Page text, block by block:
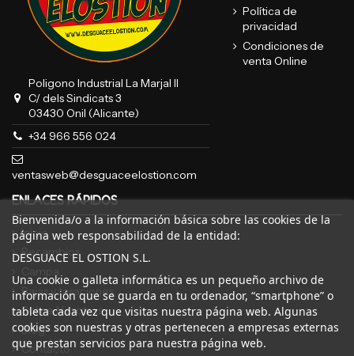
Poligono Industrial La Marjal II
C/ dels Sindicats 3
03430 Onil (Alicante)
+34 966 556 024
ventasweb@desguaceelostion.com
Política de
privacidad
Condiciones de
venta Online
ENLACES RÁPIDOS
Inicio
Recambios
Bajas y tasaciones
Sobre Nosotros
Blog
Contacto
Bienvenida/o a la información básica sobre las cookies de la
página web responsabilidad de la entidad:
DESGUACE EL OSTION S.L.
Una cookie o galleta informática es un pequeño archivo de
información que se guarda en tu ordenador, “smartphone” o
tableta cada vez que visitas nuestra página web. Algunas
cookies son nuestras y otras pertenecen a empresas externas
que prestan servicios para nuestra página web.